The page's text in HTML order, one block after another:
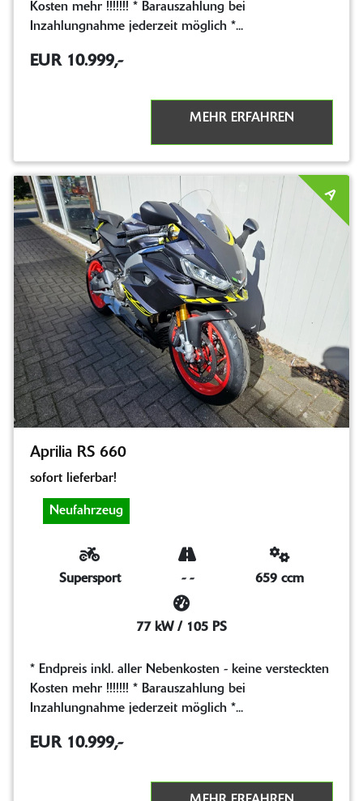
Kosten mehr !!!!!!! * Barauszahlung bei
Inzahlungnahme jederzeit möglich *...
EUR 10.999,-
MEHR ERFAHREN
Aprilia RS 660
sofort lieferbar!
Neufahrzeug
Supersport - - 659 ccm
77 kW / 105 PS
* Endpreis inkl. aller Nebenkosten - keine versteckten
Kosten mehr !!!!!!! * Barauszahlung bei
Inzahlungnahme jederzeit möglich *...
EUR 10.999,-
A